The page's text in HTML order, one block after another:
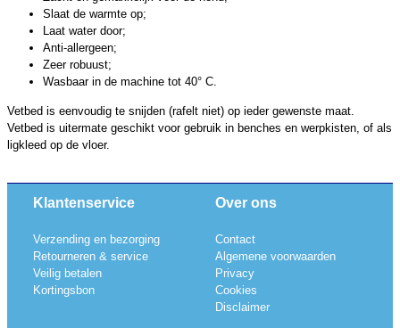
Slaat de warmte op;
Laat water door;
Anti-allergeen;
Zeer robuust;
Wasbaar in de machine tot 40° C.
Vetbed is eenvoudig te snijden (rafelt niet) op ieder gewenste maat.
Vetbed is uitermate geschikt voor gebruik in benches en werpkisten, of als
ligkleed op de vloer.
Klantenservice
Verzending en bezorging
Retourneren & service
Veilig betalen
Kortingsbon
Over ons
Contact
Algemene voorwaarden
Privacy
Cookies
Disclaimer